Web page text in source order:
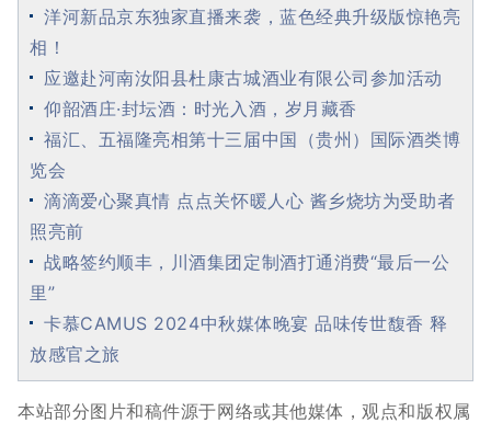
洋河新品京东独家直播来袭，蓝色经典升级版惊艳亮
相！
应邀赴河南汝阳县杜康古城酒业有限公司参加活动
仰韶酒庄·封坛酒：时光入酒，岁月藏香
福汇、五福隆亮相第十三届中国（贵州）国际酒类博
览会
滴滴爱心聚真情 点点关怀暖人心 酱乡烧坊为受助者
照亮前
战略签约顺丰，川酒集团定制酒打通消费“最后一公
里”
卡慕CAMUS 2024中秋媒体晚宴 品味传世馥香 释
放感官之旅
本站部分图片和稿件源于网络或其他媒体，观点和版权属